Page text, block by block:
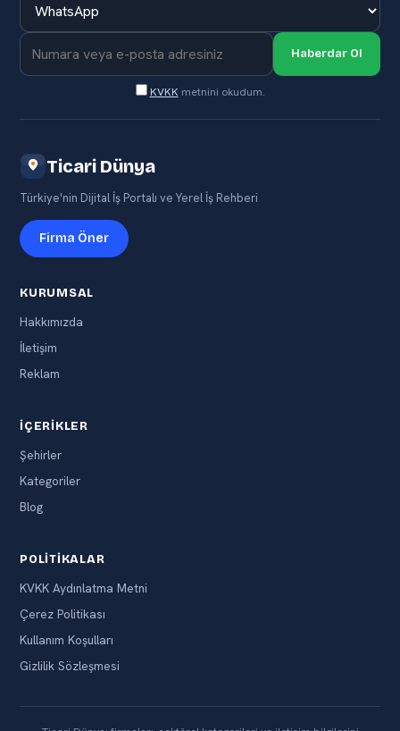
Haberdar Ol
KVKK metnini okudum.
Ticari Dünya
Türkiye'nin Dijital İş Portalı ve Yerel İş Rehberi
Firma Öner
KURUMSAL
Hakkımızda
İletişim
Reklam
İÇERIKLER
Şehirler
Kategoriler
Blog
POLITIKALAR
KVKK Aydınlatma Metni
Çerez Politikası
Kullanım Koşulları
Gizlilik Sözleşmesi